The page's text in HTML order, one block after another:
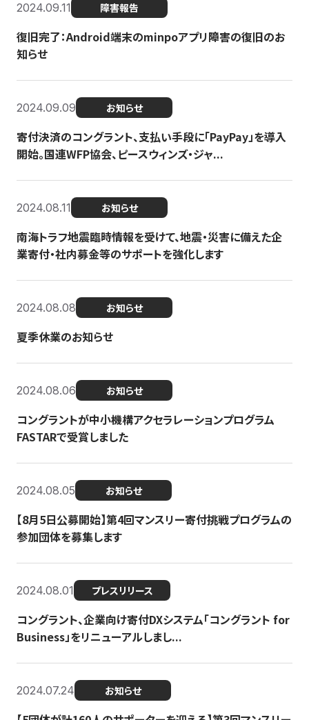
2024.09.11 障害報告
復旧完了：Android端末のminpoアプリ障害の復旧のお
知らせ
2024.09.09 お知らせ
寄付決済のコングラント、支払い手段に「PayPay」を導入
開始。国連WFP協会、ピースウィンズ・ジャ...
2024.08.11 お知らせ
南海トラフ地震臨時情報を受けて、地震・災害に備えた企
業寄付・社内募金等のサポートを強化します
2024.08.08 お知らせ
夏季休業のお知らせ
2024.08.06 お知らせ
コングラントが中小機構アクセラレーションプログラム
FASTARで受賞しました
2024.08.05 お知らせ
【8月5日公募開始】第4回マンスリー寄付挑戦プログラムの
参加団体を募集します
2024.08.01 プレスリリース
コングラント、企業向け寄付DXシステム「コングラント for
Business」をリニューアルしまし...
2024.07.24 お知らせ